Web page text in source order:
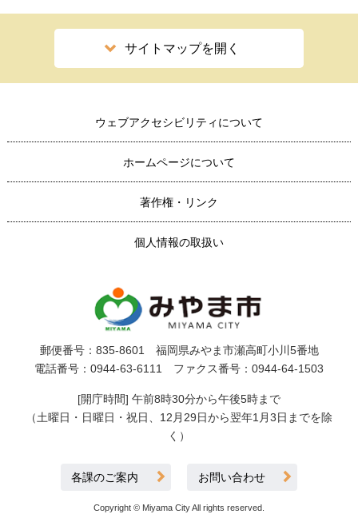
サイトマップを開く
ウェブアクセシビリティについて
ホームページについて
著作権・リンク
個人情報の取扱い
郵便番号：835-8601 福岡県みやま市瀬高町小川5番地
電話番号：0944-63-6111 ファクス番号：0944-64-1503
[開庁時間] 午前8時30分から午後5時まで
（土曜日・日曜日・祝日、12月29日から翌年1月3日までを除
く）
各課のご案内 お問い合わせ
Copyright © Miyama City All rights reserved.